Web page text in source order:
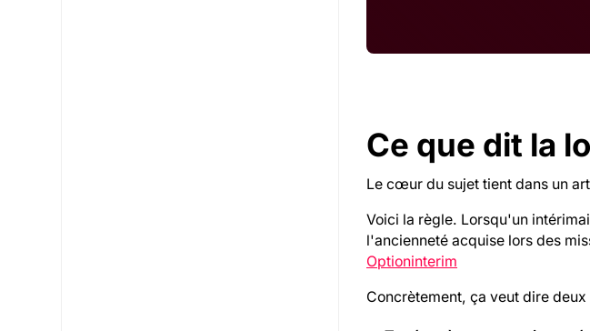
Ce que dit la
Le cœur du sujet tient dans un
Voici la règle. Lorsqu'un
l'ancienneté acquise lors des
Optioninterim
Concrètement, ça veut dire deux